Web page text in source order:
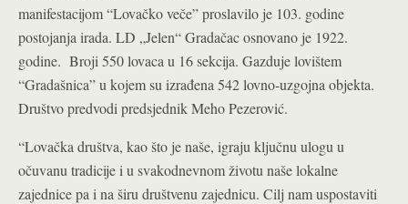
manifestacijom “Lovačko veče” proslavilo je 103. godine
postojanja irada. LD „Jelen“ Gradačac osnovano je 1922.
godine. Broji 550 lovaca u 16 sekcija. Gazduje lovištem
“Gradašnica” u kojem su izrađena 542 lovno-uzgojna objekta.
Društvo predvodi predsjednik Meho Pezerović.
“Lovačka društva, kao što je naše, igraju ključnu ulogu u
očuvanu tradicije i u svakodnevnom životu naše lokalne
zajednice pa i na širu društvenu zajednicu. Cilj nam uspostaviti